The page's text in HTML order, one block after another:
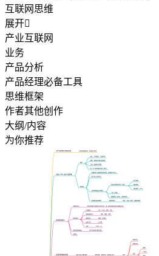
互联网思维
展开
产业互联网
业务
产品分析
产品经理必备工具
思维框架
作者其他创作
大纲/内容
为你推荐